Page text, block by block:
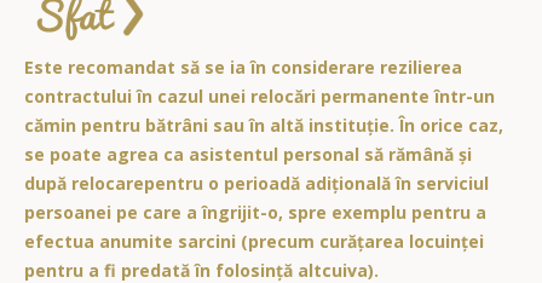
Este recomandat să se ia în considerare rezilierea
contractului în cazul unei relocări permanente într-un
cămin pentru bătrâni sau în altă instituție. În orice caz,
se poate agrea ca asistentul personal să rămână și
după relocarepentru o perioadă adițională în serviciul
persoanei pe care a îngrijit-o, spre exemplu pentru a
efectua anumite sarcini (precum curățarea locuinței
pentru a fi predată în folosință altcuiva).